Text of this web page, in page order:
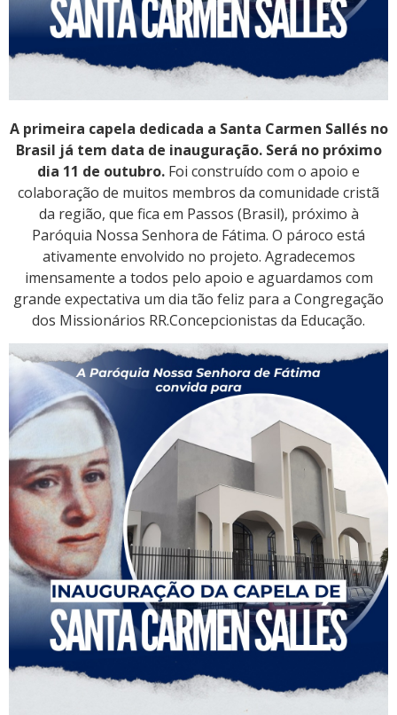
A primeira capela dedicada a Santa Carmen Sallés no
Brasil já tem data de inauguração. Será no próximo
dia 11 de outubro. Foi construído com o apoio e
colaboração de muitos membros da comunidade cristã
da região, que fica em Passos (Brasil), próximo à
Paróquia Nossa Senhora de Fátima. O pároco está
ativamente envolvido no projeto. Agradecemos
imensamente a todos pelo apoio e aguardamos com
grande expectativa um dia tão feliz para a Congregação
dos Missionários RR.Concepcionistas da Educação.